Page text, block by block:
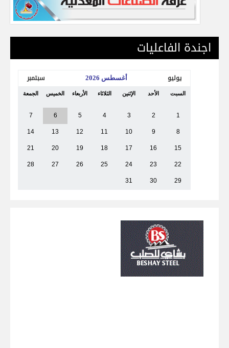
اجندة الفاعليات
يوليو أغسطس 2026 سبتمبر
السبت الأحد الإثنين الثلاثاء الأربعاء الخميس الجمعة
1
2
3
4
5
6
7
8
9
10
11
12
13
14
15
16
17
18
19
20
21
22
23
24
25
26
27
28
29
30
31